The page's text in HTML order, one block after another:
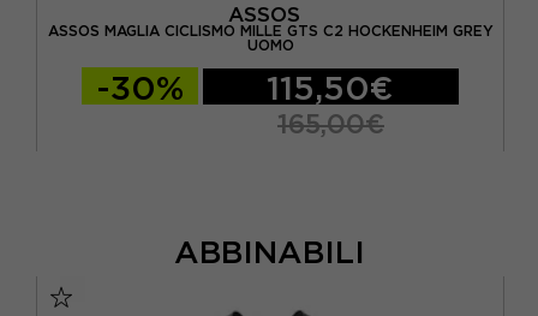
ASSOS
ASSOS MAGLIA CICLISMO MILLE GTS C2 HOCKENHEIM GREY
UOMO
-30% 115,50€
165,00€
ABBINABILI